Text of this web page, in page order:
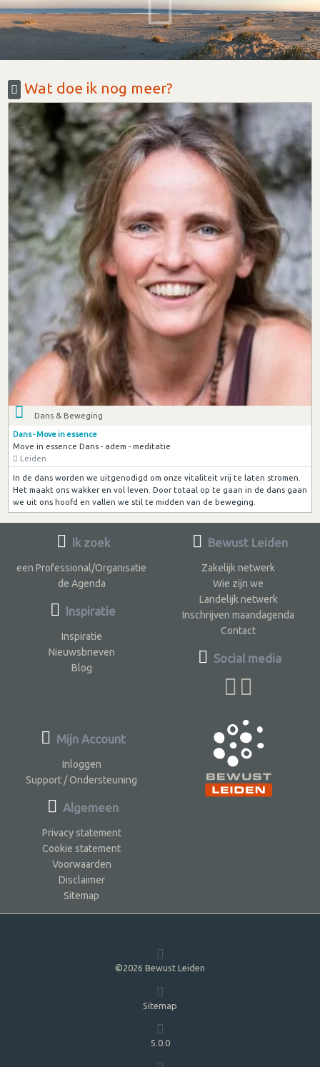
Wat doe ik nog meer?
Dans & Beweging
Dans - Move in essence
Move in essence Dans - adem - meditatie
Leiden
In de dans worden we uitgenodigd om onze vitaliteit vrij te laten stromen.
Het maakt ons wakker en vol leven. Door totaal op te gaan in de dans gaan
we uit ons hoofd en vallen we stil te midden van de beweging.
Ik zoek
een Professional/Organisatie
de Agenda
Inspiratie
Inspiratie
Nieuwsbrieven
Blog
Bewust Leiden
Zakelijk netwerk
Wie zijn we
Landelijk netwerk
Inschrijven maandagenda
Contact
Social media
Mijn Account
Inloggen
Support / Ondersteuning
Algemeen
Privacy statement
Cookie statement
Voorwaarden
Disclaimer
Sitemap
©2026 Bewust Leiden
Sitemap
5.0.0